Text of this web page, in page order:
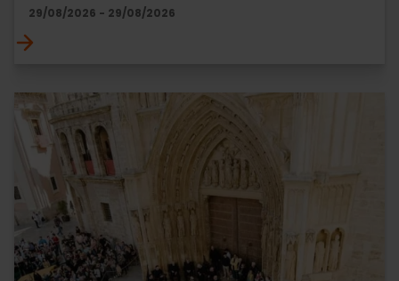
29/08/2026 - 29/08/2026